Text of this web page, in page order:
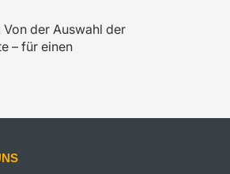
der Auswahl der
– für einen